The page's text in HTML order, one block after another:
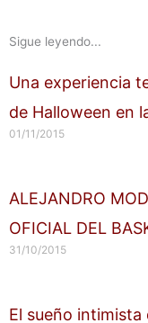
Sigue leyendo...
Una experiencia
de Halloween en
01/11/2015
ALEJANDRO
OFICIAL DEL
31/10/2015
El sueño